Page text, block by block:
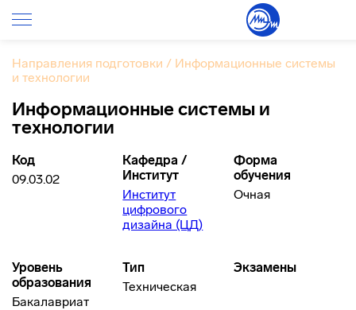
Направления подготовки / Информационные системы
и технологии
Информационные системы и
технологии
Код
09.03.02
Кафедра /
Институт
Институт
цифрового
дизайна (ЦД)
Форма
обучения
Очная
Уровень
образования
Бакалавриат
Тип
Техническая
Экзамены